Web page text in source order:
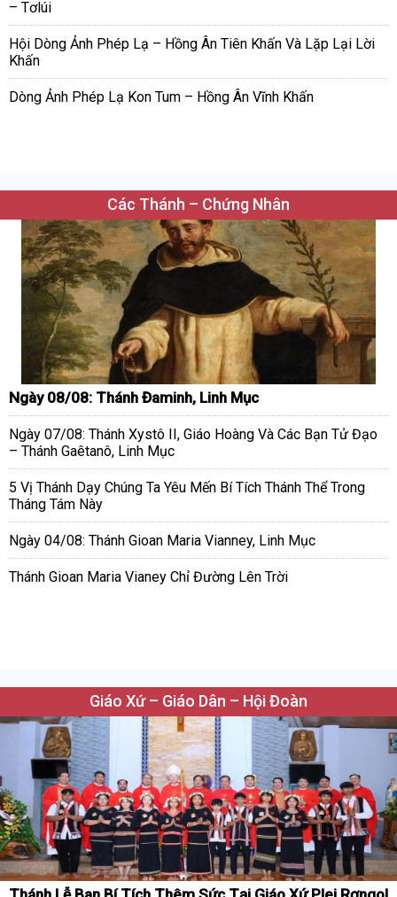
– Tơlúi
Hội Dòng Ảnh Phép Lạ – Hồng Ân Tiên Khấn Và Lặp Lại Lời
Khấn
Dòng Ảnh Phép Lạ Kon Tum – Hồng Ân Vĩnh Khấn
Các Thánh – Chứng Nhân
Ngày 08/08: Thánh Đaminh, Linh Mục
Ngày 07/08: Thánh Xystô II, Giáo Hoàng Và Các Bạn Tử Đạo
– Thánh Gaêtanô, Linh Mục
5 Vị Thánh Dạy Chúng Ta Yêu Mến Bí Tích Thánh Thể Trong
Tháng Tám Này
Ngày 04/08: Thánh Gioan Maria Vianney, Linh Mục
Thánh Gioan Maria Vianey Chỉ Đường Lên Trời
Giáo Xứ – Giáo Dân – Hội Đoàn